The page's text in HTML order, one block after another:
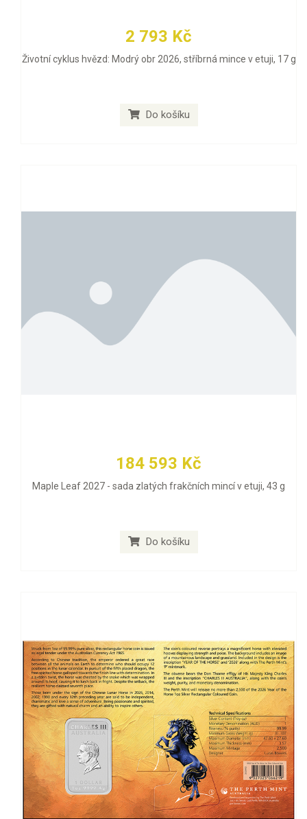
2 793 Kč
Životní cyklus hvězd: Modrý obr 2026, stříbrná mince v etuji, 17 g
Do košíku
184 593 Kč
Maple Leaf 2027 - sada zlatých frakčních mincí v etuji, 43 g
Do košíku